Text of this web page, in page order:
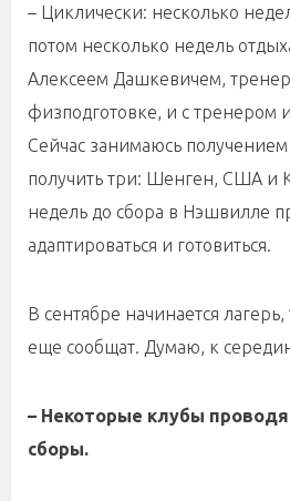
– Циклически: несколько
потом несколько недель
Алексеем Дашкевичем,
физподготовке, и с тренером
Сейчас занимаюсь
получить три: Шенген, США и
недель до сбора в Нэшвилле
адаптироваться и готовиться.
В сентябре начинается
еще сообщат. Думаю, к
– Некоторые клубы
сборы.